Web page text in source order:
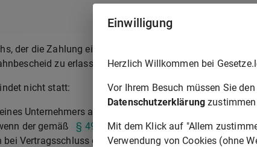
der die Zahlung einer bestimmten Geldsumme in Euro
zu erlassen.
nicht statt:
Unternehmers aus einem Vertrag gemäß den §§
der gemäß
§ 492 Abs. 2 des Bürgerlichen
bei Vertragsschluss geltenden Basiszinssatz nach § 247
Einwilligung
Herzlich Willkommen bei
Vor Ihrem Besuch müssen Sie den
Datenschutzerklärung
Mit dem Klick auf "Allem
Verwendung von Cookies (ohne